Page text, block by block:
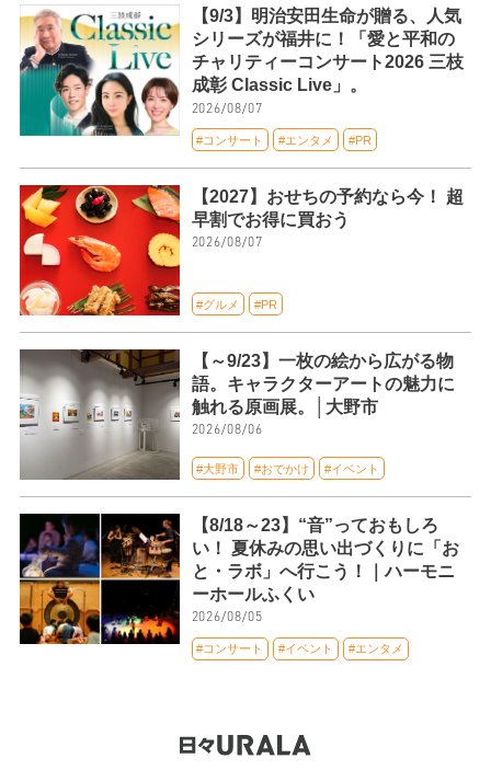
【9/3】明治安田生命が贈る、人気
シリーズが福井に！「愛と平和の
チャリティーコンサート2026 三枝
成彰 Classic Live」。
2026/08/07
#コンサート #エンタメ #PR
【2027】おせちの予約なら今！ 超
早割でお得に買おう
2026/08/07
#グルメ #PR
【～9/23】一枚の絵から広がる物
語。キャラクターアートの魅力に
触れる原画展。│大野市
2026/08/06
#大野市 #おでかけ #イベント
【8/18～23】“音”っておもしろ
い！ 夏休みの思い出づくりに「お
と・ラボ」へ行こう！｜ハーモニ
ーホールふくい
2026/08/05
#コンサート #イベント #エンタメ